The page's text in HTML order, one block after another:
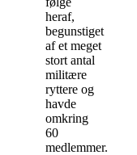
heraf,
begunstiget
af et meget
stort antal
militære
ryttere og
havde
omkring
60
medlemmer.